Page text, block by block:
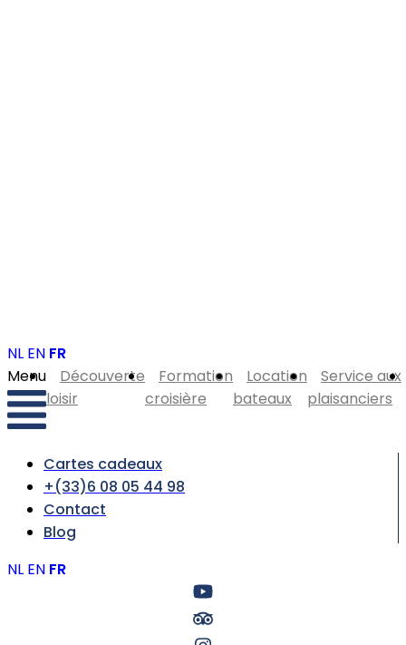
NL EN FR
Menu
Découverte
loisir
Formation
croisière
Location
bateaux
Service aux
plaisanciers
Cartes cadeaux
+(33)6 08 05 44 98
Contact
Blog
NL EN FR